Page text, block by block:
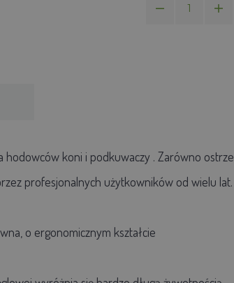
hodowców koni i podkuwaczy . Zarówno ostrze
profesjonalnych użytkowników od wielu lat.
o ergonomicznym kształcie